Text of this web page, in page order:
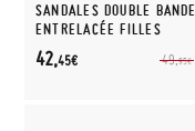
SANDALES DOUBLE BANDE
ENTRELACÉE FILLES
49,95€
42,45€